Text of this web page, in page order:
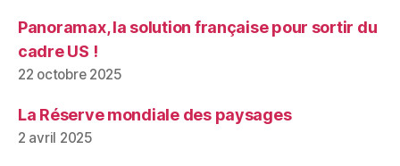
Panoramax, la solution française pour sortir du
cadre US !
22 octobre 2025
La Réserve mondiale des paysages
2 avril 2025